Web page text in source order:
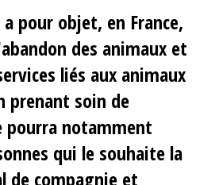
pour objet, en France,
des animaux et
liés aux animaux
prenant soin de
pourra notamment
qui le souhaite la
de compagnie et